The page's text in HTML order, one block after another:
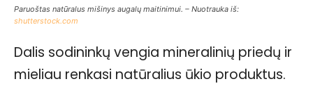
Paruoštas natūralus mišinys augalų maitinimui. – Nuotrauka iš:
shutterstock.com
Dalis sodininkų vengia mineralinių priedų ir
mieliau renkasi natūralius ūkio produktus.